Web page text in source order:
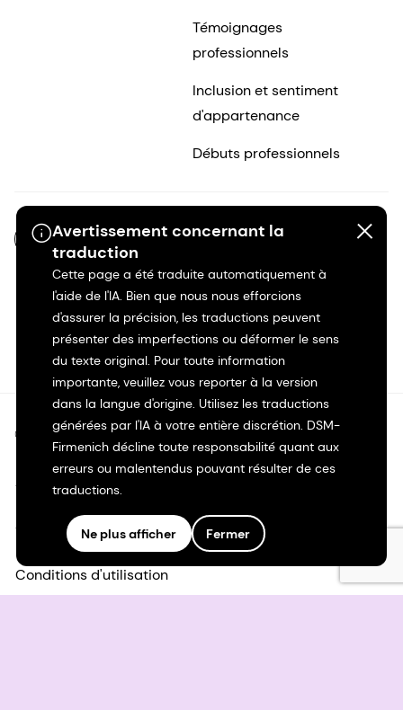
Avertissement concernant la
traduction
Cette page a été traduite automatiquement à
l'aide de l'IA. Bien que nous nous efforcions
d'assurer la précision, les traductions peuvent
présenter des imperfections ou déformer le sens
du texte original. Pour toute information
importante, veuillez vous reporter à la version
dans la langue d'origine. Utilisez les traductions
générées par l'IA à votre entière discrétion. DSM-
Firmenich décline toute responsabilité quant aux
erreurs ou malentendus pouvant résulter de ces
traductions.
Ne plus afficher Fermer
Témoignages
professionnels
Inclusion et sentiment
d'appartenance
Débuts professionnels
FR-FR
©2026 dsm-firmenich. Tous droits réservés.
Avis de confidentialité
Conditions d'utilisation
Conditions d'utilisation